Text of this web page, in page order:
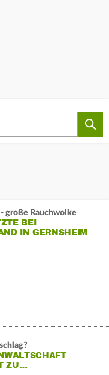
große Rauchwolke
BEI
IN GERNSHEIM
ZU…